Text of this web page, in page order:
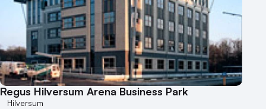
Regus Hilversum Arena Business Park
Hilversum